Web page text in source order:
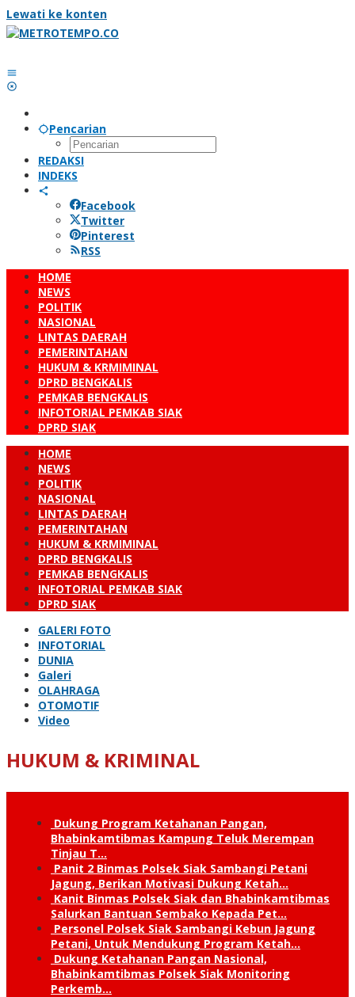
Lewati ke konten
Pencarian
REDAKSI
INDEKS
Facebook
Twitter
Pinterest
RSS
HOME
NEWS
POLITIK
NASIONAL
LINTAS DAERAH
PEMERINTAHAN
HUKUM & KRMIMINAL
DPRD BENGKALIS
PEMKAB BENGKALIS
INFOTORIAL PEMKAB SIAK
DPRD SIAK
HOME
NEWS
POLITIK
NASIONAL
LINTAS DAERAH
PEMERINTAHAN
HUKUM & KRMIMINAL
DPRD BENGKALIS
PEMKAB BENGKALIS
INFOTORIAL PEMKAB SIAK
DPRD SIAK
GALERI FOTO
INFOTORIAL
DUNIA
Galeri
OLAHRAGA
OTOMOTIF
Video
HUKUM & KRIMINAL
Dukung Program Ketahanan Pangan,
Bhabinkamtibmas Kampung Teluk Merempan
Tinjau T…
Panit 2 Binmas Polsek Siak Sambangi Petani
Jagung, Berikan Motivasi Dukung Ketah…
Kanit Binmas Polsek Siak dan Bhabinkamtibmas
Salurkan Bantuan Sembako Kepada Pet…
Personel Polsek Siak Sambangi Kebun Jagung
Petani, Untuk Mendukung Program Ketah…
Dukung Ketahanan Pangan Nasional,
Bhabinkamtibmas Polsek Siak Monitoring
Perkemb…